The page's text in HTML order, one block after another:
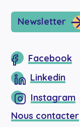
Newsletter
Facebook
Linkedin
Instagram
Nous contacter